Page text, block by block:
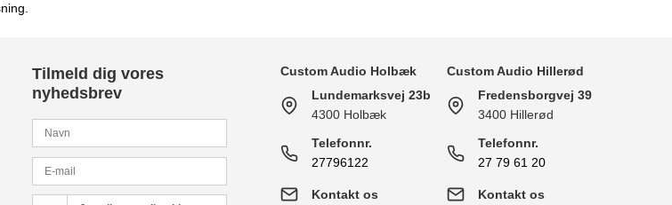
Tilmeld dig vores
nyhedsbrev
Custom Audio Holbæk
Lundemarksvej 23b
4300 Holbæk
Telefonnr.
27796122
Kontakt os
Custom Audio Hillerød
Fredensborgvej 39
3400 Hillerød
Telefonnr.
27 79 61 20
Kontakt os